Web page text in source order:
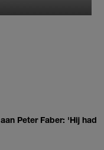
Peter Faber: 'Hij had